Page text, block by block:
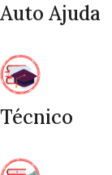
Auto Ajuda
Técnico